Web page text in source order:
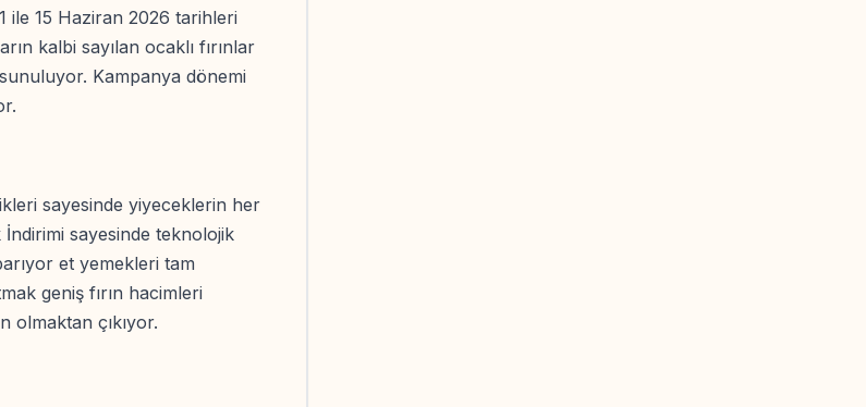
ile 15 Haziran 2026 tarihleri
kalbi sayılan ocaklı fırınlar
Kampanya dönemi
sayesinde yiyeceklerin her
sayesinde teknolojik
et yemekleri tam
geniş fırın hacimleri
olmaktan çıkıyor.